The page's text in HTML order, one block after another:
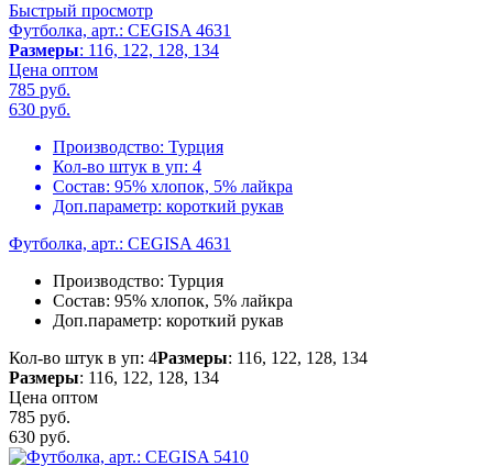
Быстрый просмотр
Футболка, арт.: CEGISA 4631
Размеры: 116, 122, 128, 134
Цена оптом
785 руб.
630 руб.
Производство: Турция
Кол-во штук в уп: 4
Состав: 95% хлопок, 5% лайкра
Доп.параметр: короткий рукав
Футболка, арт.: CEGISA 4631
Производство: Турция
Состав: 95% хлопок, 5% лайкра
Доп.параметр: короткий рукав
Кол-во штук в уп: 4Размеры: 116, 122, 128, 134
Размеры: 116, 122, 128, 134
Цена оптом
785 руб.
630 руб.